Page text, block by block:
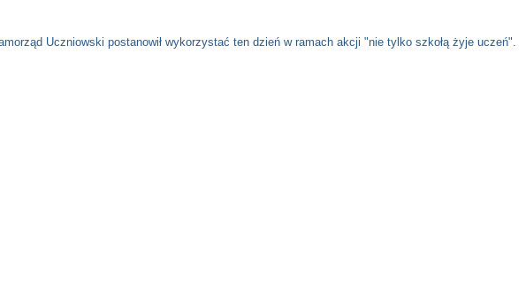
Uczniowski postanowił wykorzystać ten dzień w ramach akcji "nie tylko szkołą żyje uczeń".